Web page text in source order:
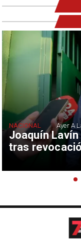
Joaquín
tras
NACIONAL Ayer A